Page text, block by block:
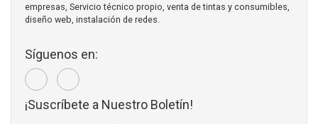
empresas, Servicio técnico propio, venta de tintas y consumibles,
diseño web, instalación de redes.
Síguenos en:
¡Suscríbete a Nuestro Boletín!